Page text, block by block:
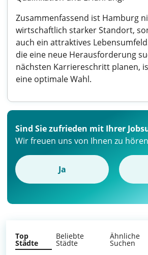
Zusammenfassend ist Hamburg
wirtschaftlich starker Standort,
auch ein attraktives
die eine neue Herausforderung
nächsten Karriereschritt planen,
eine optimale Wahl.
Sind Sie zufrieden mit Ihrer
Wir freuen uns von Ihnen zu
Ja
Top
Städte
Beliebte
Städte
Ähnliche
Suchen